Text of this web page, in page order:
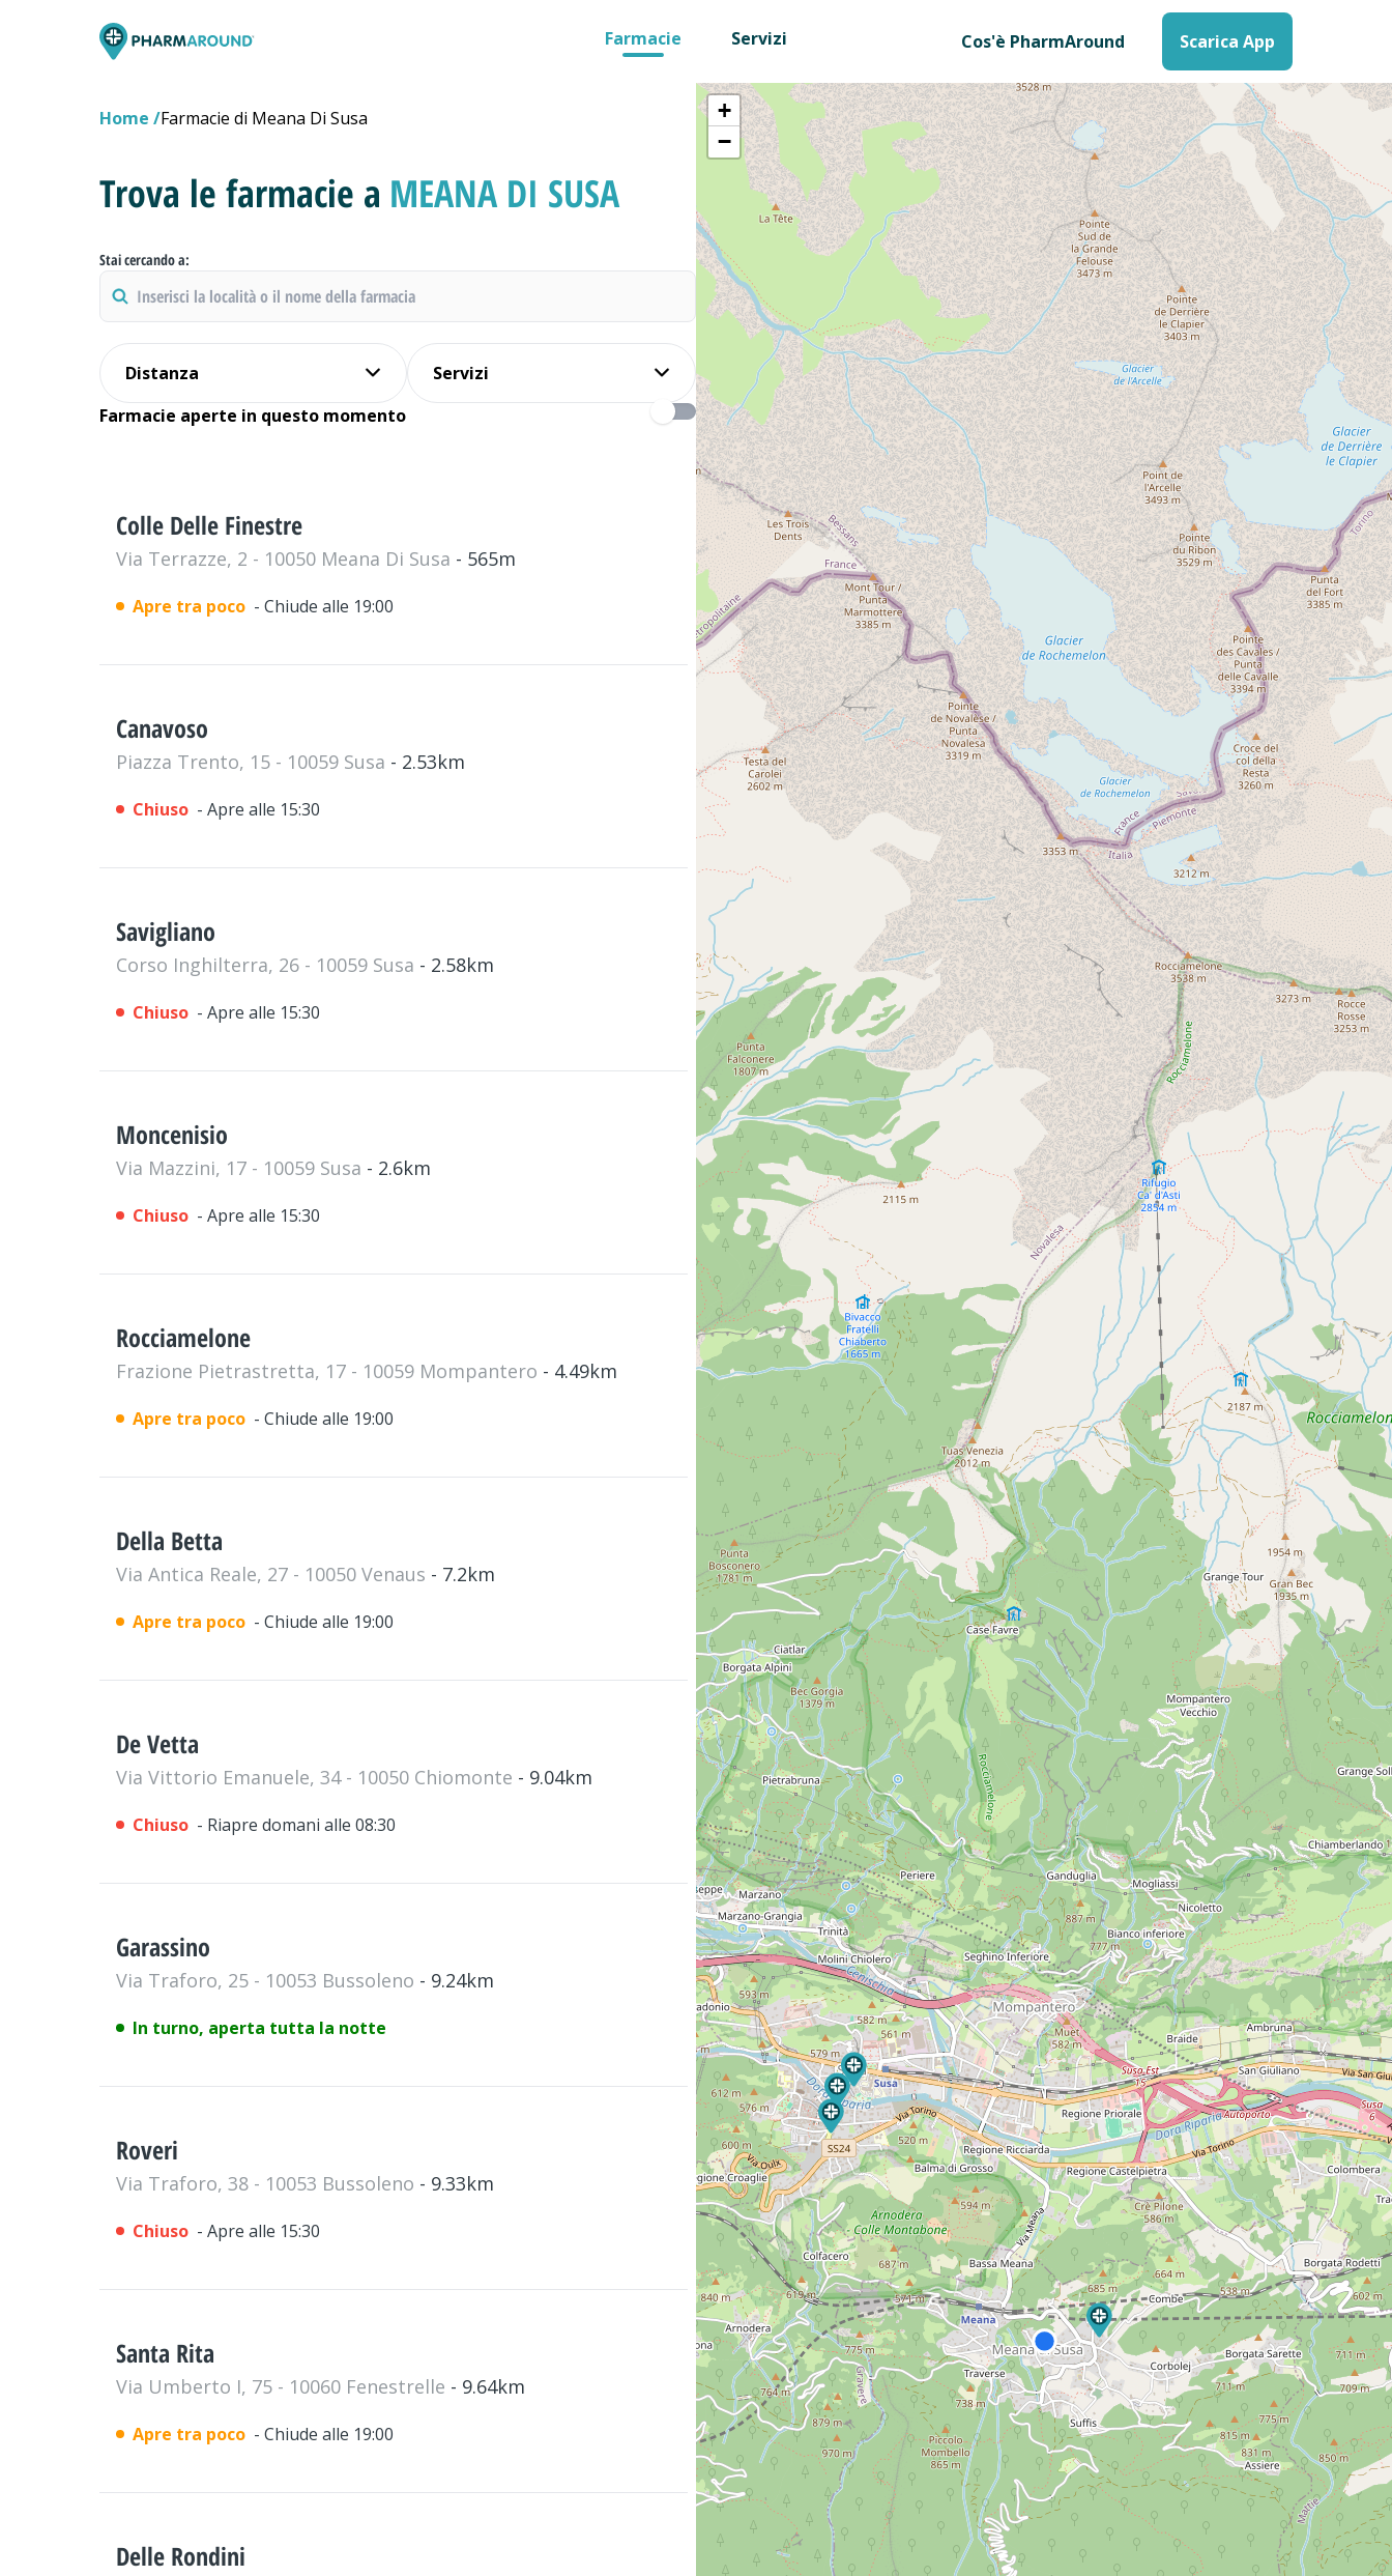
Farmacie Servizi Cos'è PharmAround Scarica App
Home Farmacie di Meana Di Susa
Trova le farmacie a MEANA DI SUSA
Stai cercando a:
Distanza
Servizi
Farmacie aperte in questo momento
Colle Delle Finestre
Via Terrazze, 2 - 10050 Meana Di Susa - 565m
Apre tra poco - Chiude alle 19:00
Canavoso
Piazza Trento, 15 - 10059 Susa - 2.53km
Chiuso - Apre alle 15:30
Savigliano
Corso Inghilterra, 26 - 10059 Susa - 2.58km
Chiuso - Apre alle 15:30
Moncenisio
Via Mazzini, 17 - 10059 Susa - 2.6km
Chiuso - Apre alle 15:30
Rocciamelone
Frazione Pietrastretta, 17 - 10059 Mompantero - 4.49km
Apre tra poco - Chiude alle 19:00
Della Betta
Via Antica Reale, 27 - 10050 Venaus - 7.2km
Apre tra poco - Chiude alle 19:00
De Vetta
Via Vittorio Emanuele, 34 - 10050 Chiomonte - 9.04km
Chiuso - Riapre domani alle 08:30
Garassino
Via Traforo, 25 - 10053 Bussoleno - 9.24km
In turno, aperta tutta la notte
Roveri
Via Traforo, 38 - 10053 Bussoleno - 9.33km
Chiuso - Apre alle 15:30
Santa Rita
Via Umberto I, 75 - 10060 Fenestrelle - 9.64km
Apre tra poco - Chiude alle 19:00
Delle Rondini
+
−